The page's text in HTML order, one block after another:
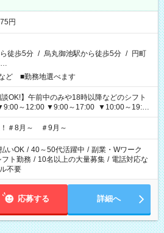
円
徒歩5分 / 烏丸御池駅から徒歩5分 / 円町
…
ど ■勤務地選べます
談OK!】午前中のみや18時以降などのシフト
～12:00 ▼9:00～17:00 ▼10:00～19:00
＃8月～ ＃9月～
いOK / 40～50代活躍中 / 副業・Wワーク
フト勤務 / 10名以上の大量募集 / 電話対応な
不要
応募する 詳細へ